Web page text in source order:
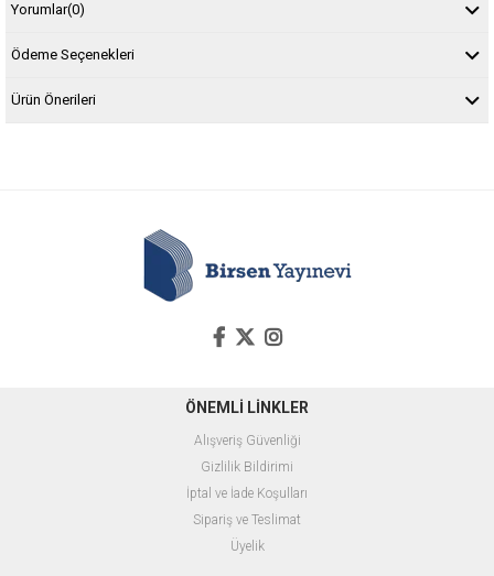
Yorumlar(0)
Ödeme Seçenekleri
Ürün Önerileri
ÖNEMLİ LİNKLER
Alışveriş Güvenliği
Gizlilik Bildirimi
İptal ve İade Koşulları
Sipariş ve Teslimat
Üyelik